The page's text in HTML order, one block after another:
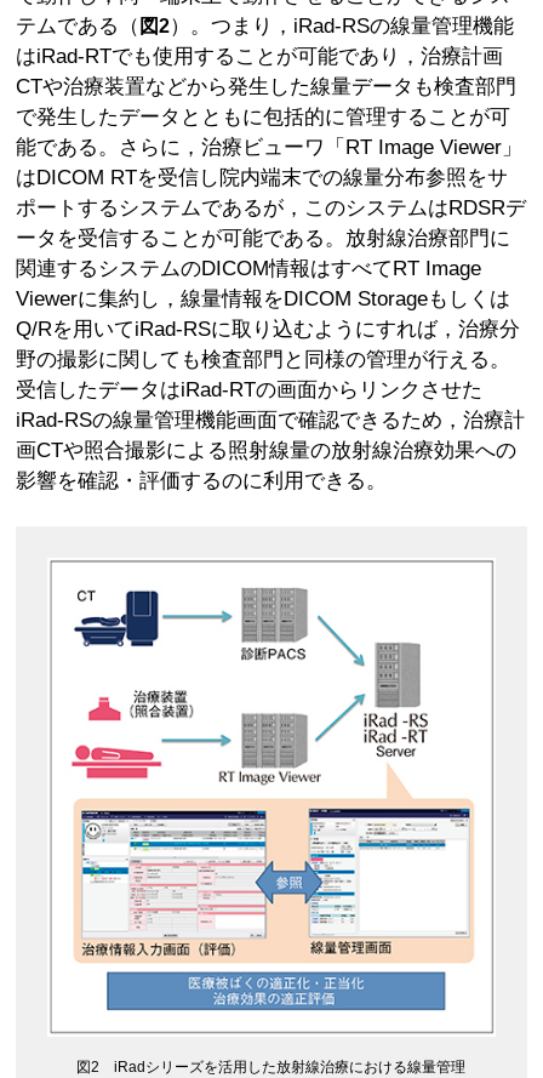
テムである（ 図2）。つまり，iRad-RSの線量管理機能
はiRad-RTでも使用することが可能であり，治療計画
CTや治療装置などから発生した線量データも検査部門
で発生したデータとともに包括的に管理することが可
能である。さらに，治療ビューワ「RT Image Viewer」
はDICOM RTを受信し院内端末での線量分布参照をサ
ポートするシステムであるが，このシステムはRDSRデ
ータを受信することが可能である。放射線治療部門に
関連するシステムのDICOM情報はすべてRT Image
Viewerに集約し，線量情報をDICOM Storageもしくは
Q/Rを用いてiRad-RSに取り込むようにすれば，治療分
野の撮影に関しても検査部門と同様の管理が行える。
受信したデータはiRad-RTの画面からリンクさせた
iRad-RSの線量管理機能画面で確認できるため，治療計
画CTや照合撮影による照射線量の放射線治療効果への
影響を確認・評価するのに利用できる。
図2 iRadシリーズを活用した放射線治療における線量管理